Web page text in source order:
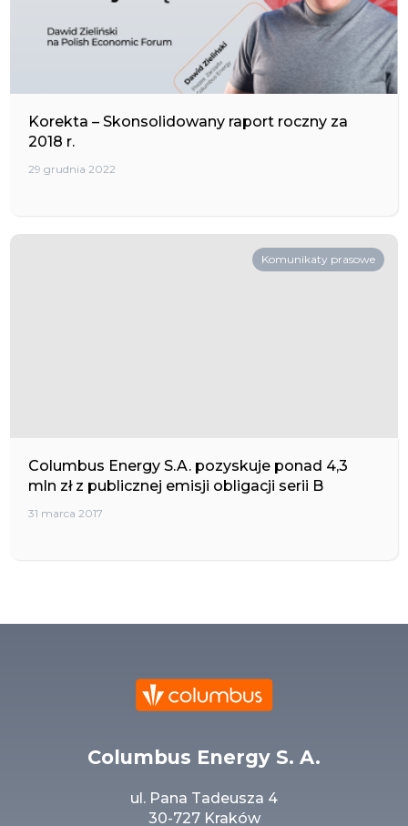
Korekta – Skonsolidowany raport roczny za
2018 r.
29 grudnia 2022
Komunikaty prasowe
Columbus Energy S.A. pozyskuje ponad 4,3
mln zł z publicznej emisji obligacji serii B
31 marca 2017
Columbus Energy S. A.
ul. Pana Tadeusza 4
30-727 Kraków